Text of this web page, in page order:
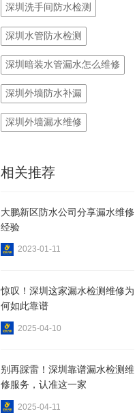
深圳洗手间防水检测
深圳水管防水检测
深圳暗装水管漏水怎么维修
深圳外墙防水补漏
深圳外墙漏水维修
相关推荐
大鹏新区防水公司分享漏水维修
经验
2023-01-11
惊叹！深圳这家漏水检测维修为
何如此靠谱
2025-04-10
别再踩雷！深圳靠谱漏水检测维
修服务，认准这一家
2025-04-11